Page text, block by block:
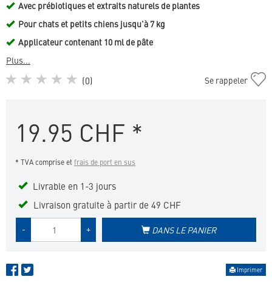
Avec prébiotiques et extraits naturels de plantes
Pour chats et petits chiens jusqu'à 7 kg
Applicateur contenant 10 ml de pâte
Plus...
(0)
Ajouter
Se rappeler
19.95 CHF *
* TVA comprise etfrais de port en sus
Livrable en 1-3 jours
Livraison gratuite à partir de 49 CHF
+
- DANS LE PANIER
Imprimer